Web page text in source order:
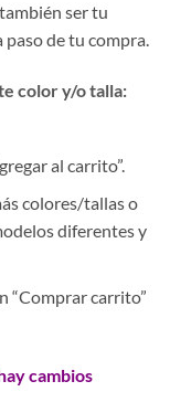
ser tu
de tu compra.
color y/o talla:
al carrito”.
colores/tallas o
diferentes y
“Comprar carrito”
cambios